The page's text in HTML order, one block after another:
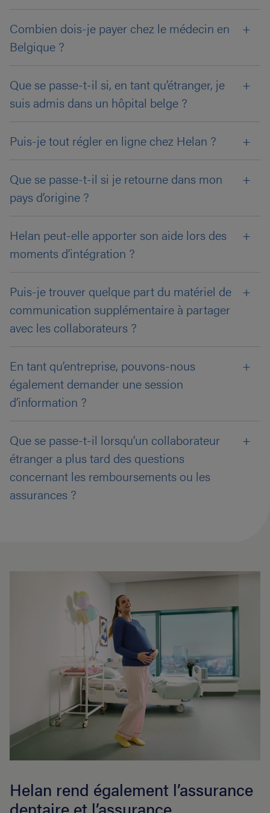
Combien dois-je payer chez le médecin en
Belgique ?
Que se passe-t-il si, en tant qu’étranger, je
suis admis dans un hôpital belge ?
Puis-je tout régler en ligne chez Helan ?
Que se passe-t-il si je retourne dans mon
pays d’origine ?
Helan peut-elle apporter son aide lors des
moments d’intégration ?
Puis-je trouver quelque part du matériel de
communication supplémentaire à partager
avec les collaborateurs ?
En tant qu’entreprise, pouvons-nous
également demander une session
d’information ?
Que se passe-t-il lorsqu’un collaborateur
étranger a plus tard des questions
concernant les remboursements ou les
assurances ?
Helan rend également l’assurance